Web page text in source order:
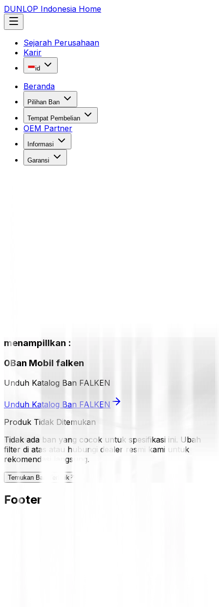
DUNLOP Indonesia Home
Sejarah Perusahaan
Karir
id
Beranda
Pilihan Ban
Tempat Pembelian
OEM Partner
Informasi
Garansi
menampillkan :
0Ban Mobil falken
Unduh Katalog Ban FALKEN
Unduh Katalog Ban FALKEN
Produk Tidak Ditemukan
Tidak ada ban yang cocok untuk spesifikasi ini. Ubah
filter di atas atau hubungi dealer resmi kami untuk
rekomendasi langsung.
Temukan Ban Terbaik
Footer